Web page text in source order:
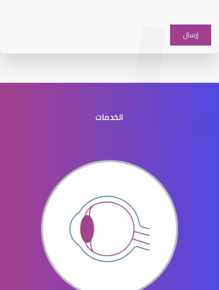
الماء الأبيض في عدسة العين
الماء الابيض في العين اسبابه وعلاجه
الخدمات